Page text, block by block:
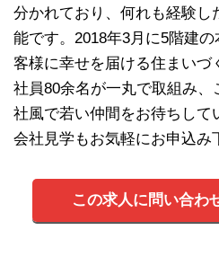
分かれており、何れも経験し
能です。2018年3月に5階建
客様に幸せを届ける住まいづ
社員80余名が一丸で取組み
社風で若い仲間をお待ちして
会社見学もお気軽にお申込み
この求人に問い合わ